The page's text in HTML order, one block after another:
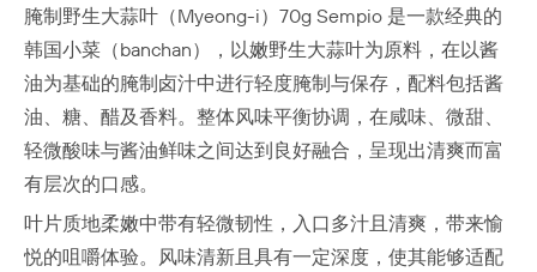
腌制野生大蒜叶（Myeong-i）70g Sempio 是一款经典的
韩国小菜（banchan），以嫩野生大蒜叶为原料，在以酱
油为基础的腌制卤汁中进行轻度腌制与保存，配料包括酱
油、糖、醋及香料。整体风味平衡协调，在咸味、微甜、
轻微酸味与酱油鲜味之间达到良好融合，呈现出清爽而富
有层次的口感。
叶片质地柔嫩中带有轻微韧性，入口多汁且清爽，带来愉
悦的咀嚼体验。风味清新且具有一定深度，使其能够适配